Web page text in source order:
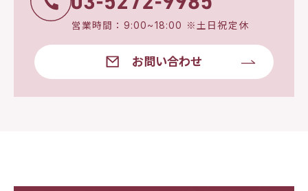
営業時間：9:00~18:00 ※土日祝定休
お問い合わせ